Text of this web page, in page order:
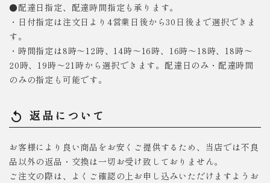
●配達日指定、配達時間指定も承ります。
・日付指定は注文日より4営業日後から30日後まで選択できま
す。
・時間指定は8時～12時、14時～16時、16時～18時、18時～
20時、19時～21時から選択できます。配達日のみ・配達時間
のみの指定も可能です。
replay 返品について
お客様により良い商品をお安くご提供するため、当店では不良
品以外の返品・交換は一切お受け致しておりません。
ご注文の際は、よくご確認の上お申し込みいただけますようお